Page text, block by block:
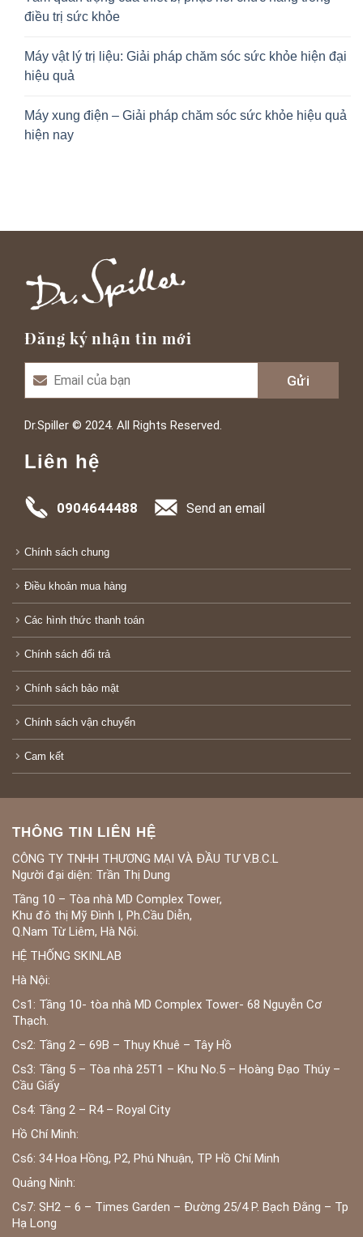
điều trị sức khỏe
Máy vật lý trị liệu: Giải pháp chăm sóc sức khỏe hiện đại
hiệu quả
Máy xung điện – Giải pháp chăm sóc sức khỏe hiệu quả
hiện nay
Đăng ký nhận tin mới
Dr.Spiller © 2024. All Rights Reserved.
Liên hệ
0904644488 Send an email
Chính sách chung
Điều khoản mua hàng
Các hình thức thanh toán
Chính sách đổi trả
Chính sách bảo mật
Chính sách vận chuyển
Cam kết
THÔNG TIN LIÊN HỆ
CÔNG TY TNHH THƯƠNG MẠI VÀ ĐẦU TƯ V.B.C.L
Người đại diện: Trần Thị Dung
Tầng 10 – Tòa nhà MD Complex Tower,
Khu đô thị Mỹ Đình I, Ph.Cầu Diễn,
Q.Nam Từ Liêm, Hà Nội.
HỆ THỐNG SKINLAB
Hà Nội:
Cs1: Tầng 10- tòa nhà MD Complex Tower- 68 Nguyễn Cơ
Thạch.
Cs2: Tầng 2 – 69B – Thụy Khuê – Tây Hồ
Cs3: Tầng 5 – Tòa nhà 25T1 – Khu No.5 – Hoàng Đạo Thúy –
Cầu Giấy
Cs4: Tầng 2 – R4 – Royal City
Hồ Chí Minh:
Cs6: 34 Hoa Hồng, P2, Phú Nhuận, TP Hồ Chí Minh
Quảng Ninh:
Cs7: SH2 – 6 – Times Garden – Đường 25/4 P. Bạch Đằng – Tp
Hạ Long